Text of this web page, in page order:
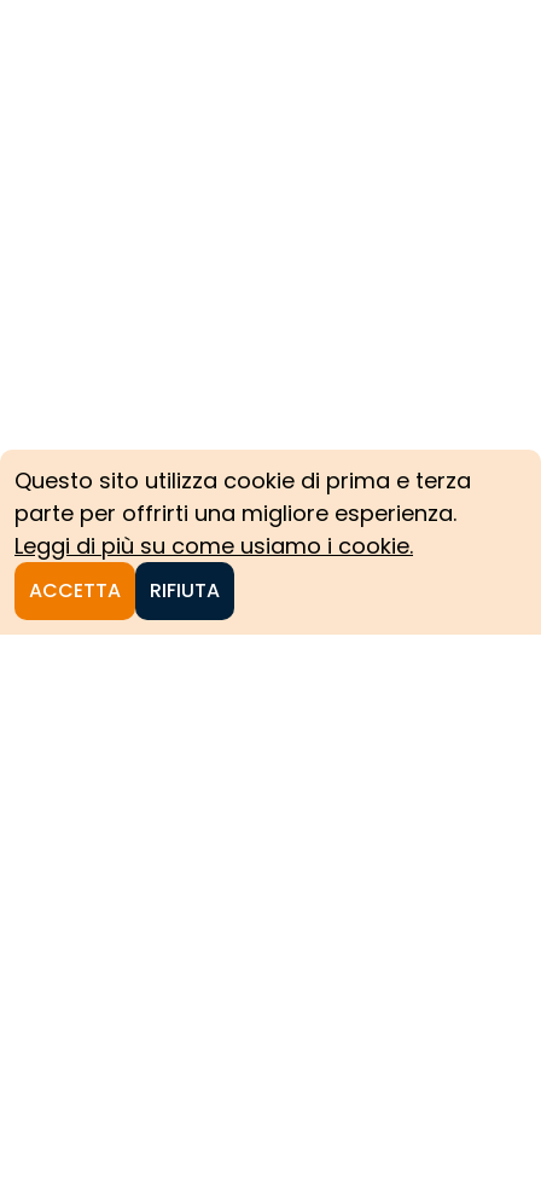
Questo sito utilizza cookie di prima e terza
parte per offrirti una migliore esperienza.
Leggi di più su come usiamo i cookie.
ACCETTA RIFIUTA